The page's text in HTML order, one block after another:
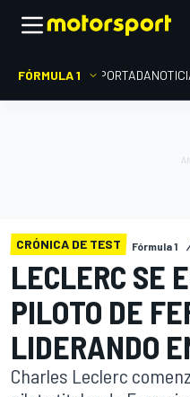
FÓRMULA 1 PORTADA
CRÓNICA DE TEST Fórmula 1
LECLERC SE
PILOTO DE
LIDERANDO
Charles Leclerc